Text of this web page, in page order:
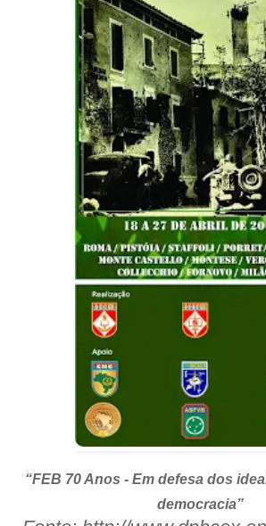
“FEB 70 Anos - Em defesa dos
democracia”